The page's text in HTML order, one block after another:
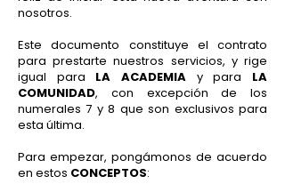
nosotros.
Este documento constituye el contrato
para prestarte nuestros servicios, y rige
igual para LA ACADEMIA y para LA
COMUNIDAD, con excepción de los
numerales 7 y 8 que son exclusivos para
esta última.
Para empezar, pongámonos de acuerdo
en estos CONCEPTOS: